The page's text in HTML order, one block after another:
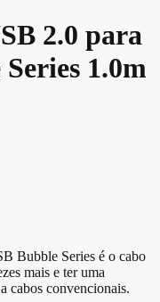
2.0 para
1.0m
Bubble Series é o cabo
mais e ter uma
cabos convencionais.